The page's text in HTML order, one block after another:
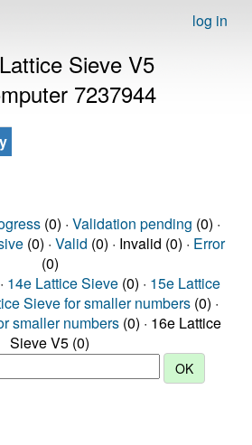
log in
Sieve V5
7237944
(0) · Validation pending (0) ·
(0) · Valid (0) · Invalid (0) · Error
(0)
14e Lattice Sieve (0) · 15e Lattice
Sieve for smaller numbers (0) ·
smaller numbers (0) · 16e Lattice
Sieve V5 (0)